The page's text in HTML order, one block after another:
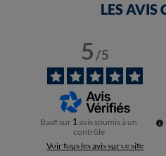
LES AVIS
5/5
Basé sur 1avis soumis à un
contrôle
Voir tous les avis sur ce site